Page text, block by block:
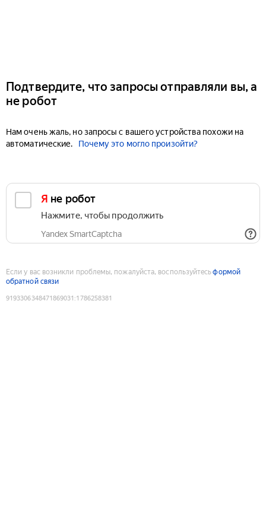
Подтвердите, что запросы отправляли вы, а
не робот
Нам очень жаль, но запросы с вашего устройства похожи на
автоматические.
Почему это могло произойти?
Я не робот
Нажмите, чтобы продолжить
Yandex SmartCaptcha
Если у вас возникли проблемы, пожалуйста, воспользуйтесьформой
обратной связи
9193306348471869031 :1786258381